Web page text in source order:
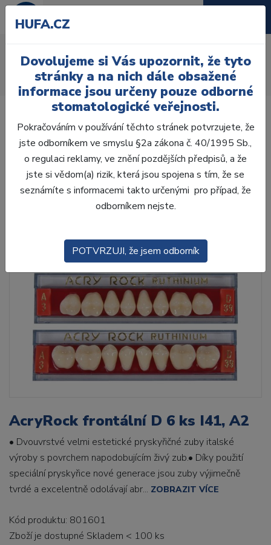
Úvod Zuby
AcryRock
AcryRock frontální D 6 ks I41, A2
AcryRock frontální D 6 ks I41, A2
• Dvouvrstvé velmi estetické pryskyřičné zuby italské
výroby s povrchem napodobujícím živý zub.• Díky použití
speciální pryskyřice nové generace jsou zuby výjimečně
tvrdé a excelentně odolávají abr... ZOBRAZIT VÍCE
Kód produktu: 801601
Zboží je dostupné Skladem < 100 ks
HUFA.CZ
Dovolujeme si Vás upozornit, že tyto
stránky a na nich dále obsažené
informace jsou určeny pouze odborné
stomatologické veřejnosti.
Pokračováním v používání těchto stránek potvrzujete, že
jste odborníkem ve smyslu §2a zákona č. 40/1995 Sb.,
o regulaci reklamy, ve znění pozdějších předpisů, a že
jste si vědom(a) rizik, která jsou spojena s tím, že se
seznámíte s informacemi takto určenými pro případ, že
odborníkem nejste.
POTVRZUJI, že jsem odborník